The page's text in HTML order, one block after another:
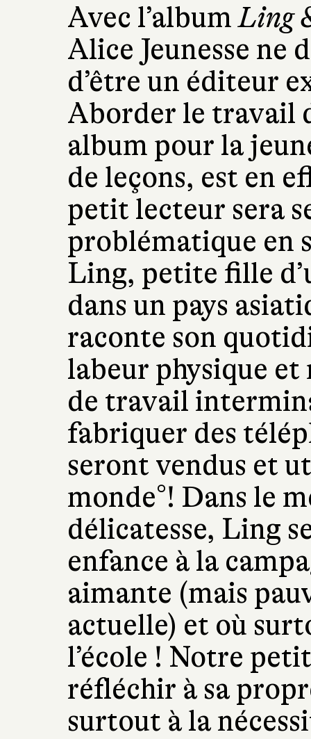
Avec l’albumLing
Alice Jeunesse ne
d’être un éditeur
Aborder le travail
album pour la
de leçons, est en
petit lecteur sera
problématique en
Ling, petite fille
dans un pays
raconte son
labeur physique
de travail
fabriquer des
seront vendus et
monde°! Dans le
délicatesse, Ling
enfance à la
aimante (mais
actuelle) et où
l’école ! Notre
réfléchir à sa
surtout à la